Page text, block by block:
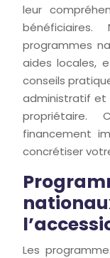
leur
bénéficiaires.
programmes
aides locales,
conseils
administratif et
propriétaire.
financement
concrétiser
Les